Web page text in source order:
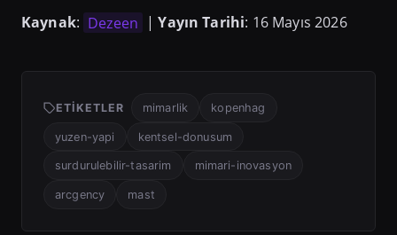
Kaynak: Dezeen |Yayın Tarihi: 16 Mayıs 2026
ETIKETLER mimarlik kopenhag
yuzen-yapi kentsel-donusum
surdurulebilir-tasarim mimari-inovasyon
arcgency mast